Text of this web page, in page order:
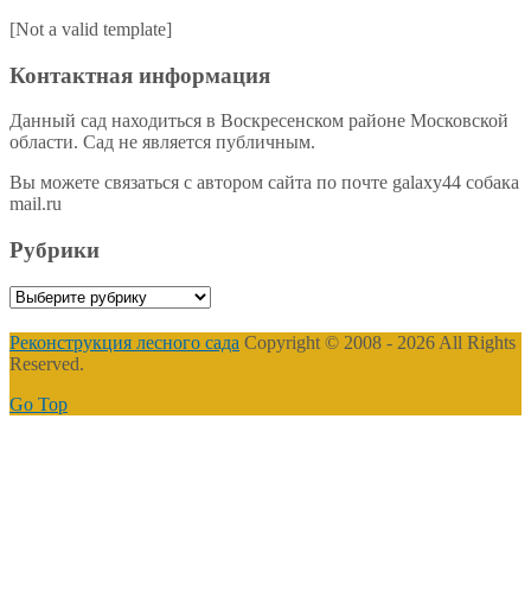
[Not a valid template]
Контактная информация
Данный сад находиться в Воскресенском районе Московской
области. Сад не является публичным.
Вы можете связаться с автором сайта по почте galaxy44 собака
mail.ru
Рубрики
Рубрики
Реконструкция лесного сада Copyright © 2008 - 2026 All Rights
Reserved.
Go Top